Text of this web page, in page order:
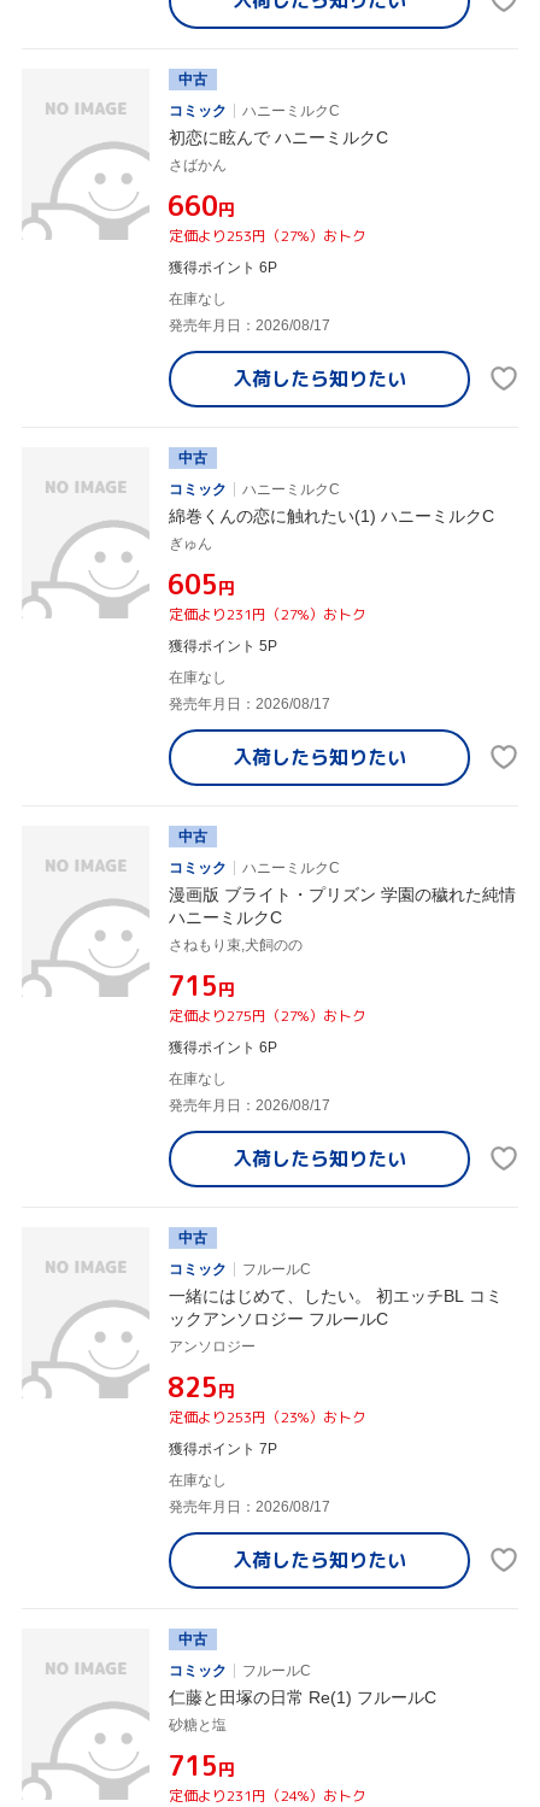
中古
コミック
ハニーミルクC
初恋に眩んで ハニーミルクC
さばかん
¥660円
定価より253円（27%）おトク
獲得ポイント 6P
在庫なし
発売年月日：2026/08/17
入荷したら知りたい
中古
コミック
ハニーミルクC
綿巻くんの恋に触れたい(1) ハニーミルクC
ぎゅん
¥605円
定価より231円（27%）おトク
獲得ポイント 5P
在庫なし
発売年月日：2026/08/17
入荷したら知りたい
中古
コミック
ハニーミルクC
漫画版 ブライト・プリズン 学園の穢れた純情
ハニーミルクC
さねもり束,犬飼のの
¥715円
定価より275円（27%）おトク
獲得ポイント 6P
在庫なし
発売年月日：2026/08/17
入荷したら知りたい
中古
コミック
フルールC
一緒にはじめて、したい。 初エッチBL コミ
ックアンソロジー フルールC
アンソロジー
¥825円
定価より253円（23%）おトク
獲得ポイント 7P
在庫なし
発売年月日：2026/08/17
入荷したら知りたい
中古
コミック
フルールC
仁藤と田塚の日常 Re(1) フルールC
砂糖と塩
¥715円
定価より231円（24%）おトク